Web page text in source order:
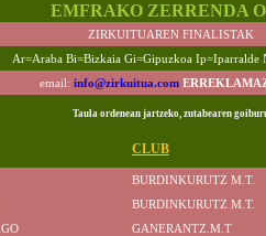
EMFRAKO ZERRENDA
ZIRKUITUAREN FINALISTAK
Ar=Araba Bi=Bizkaia Gi=Gipuzkoa Ip=Iparralde
email: info@zirkuitua.com
Taula ordenean jartzeko, zutabearen
CLUB
BURDINKURUTZ M.T.
BURDINKURUTZ M.T.
GANERANTZ.M.T